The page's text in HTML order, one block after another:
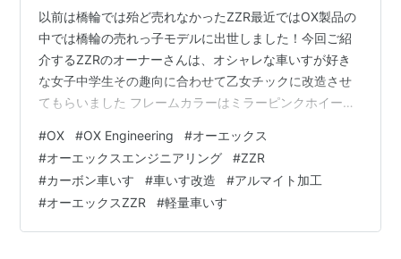
以前は橋輪では殆ど売れなかったZZR最近ではOX製品の
中では橋輪の売れっ子モデルに出世しました！今回ご紹
介するZZRのオーナーさんは、オシャレな車いすが好き
な女子中学生その趣向に合わせて乙女チックに改造させ
てもらいました フレームカラーはミラーピンクホイール
トは若干足が届かなかったので少しかさ上げしてありま
す。ZZRはハイマウントフットレストの用意がないので
すが、裏技でセッティングできます。それは後日紹介す
る他の車いすで紹介します！ フレームがミラー系のピン
クなので、ハンドリムは赤いアルマイトを組合せること
#OX #OX Engineering #オーエックス
#オーエックスエンジニアリング #ZZR
#カーボン車いす #車いす改造 #アルマイト加工
#オーエックスZZR #軽量車いす